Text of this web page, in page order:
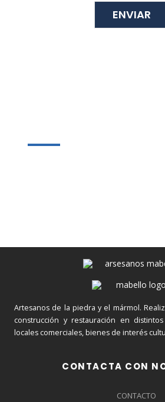
Artesanos de la piedra y el mármol.
construcción y restauración en
locales comerciales, bienes de interés
CONTACTA CON
CONTACTO